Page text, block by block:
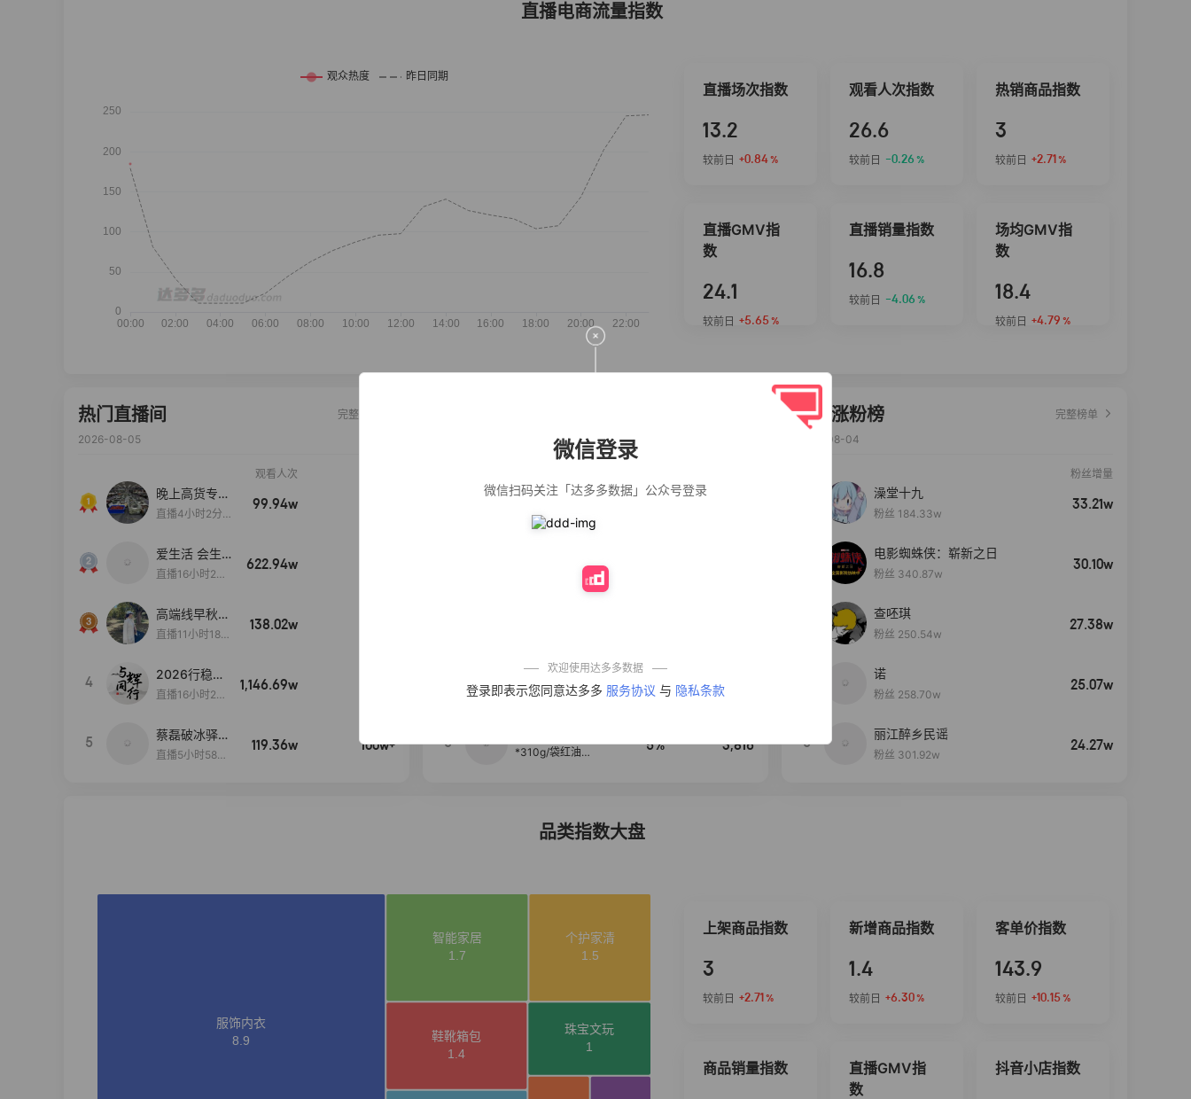
微信登录
微信扫码关注「达多多数据」公众号登录
欢迎使用达多多数据
登录即表示您同意达多多 服务协议 与 隐私条款
直播电商流量指数
直播场次指数
13.2
较前日 +0.84%
观看人次指数
26.6
较前日 -0.26 %
热销商品指数
3
较前日 +2.71 %
直播GMV指
数
24.1
较前日 +5.65 %
直播销量指数
16.8
较前日 -4.06 %
场均GMV指
数
18.4
较前日 +4.79 %
热门直播间
完整榜单
2026-08-05
观看人次
晚上高货专场
大放漏
直播4小时2分5
99.94w
爱生活 会生
活
直播16小时24
622.94w
高端线早秋现
货首发
直播11小时18分
138.02w
4
2026行稳致
远
直播16小时20
1,146.69w
5
蔡磊破冰驿站
直播间好物分
直播5小时58分
119.36w 100w+
【净浮生】油污
重油污去油王污
衣粉轻松搓洗去
污渍除菌除螨3倍
料袋厨房抽绳式
一品欢【10包鲜
凉皮】红油麻酱
10% 4,286
5
*310g/袋红油麻
5% 3,816
达人涨粉榜
完整榜单
2026-08-04
粉丝增量
澡堂十九
粉丝 184.33w
33.21w
电影蜘蛛侠：崭新之日
粉丝 340.87w
30.10w
查呸琪
粉丝 250.54w
27.38w
诺
粉丝 258.70w
25.07w
5
丽江醉乡民谣
粉丝 301.92w
24.27w
品类指数大盘
上架商品指数
3
较前日 +2.71 %
新增商品指数
1.4
较前日 +6.30%
客单价指数
143.9
较前日 +10.15 %
商品销量指数
直播GMV指
数
抖音小店指数